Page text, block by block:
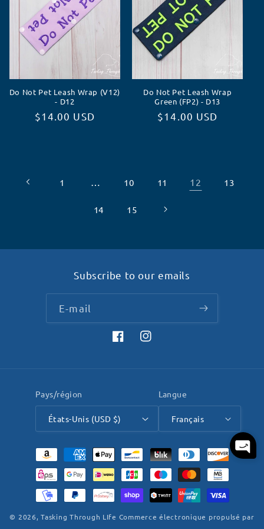
Do Not Pet Leash Wrap (V12)
- D12
Prix
$14.00 USD
Do Not Pet Leash Wrap
Green (FP2) - D13
Prix
$14.00 USD
1 10 11 12 13
14 15
Subscribe to our emails
E-mail
FacebookInstagram
Pays/région
États-Unis (USD $)
Langue
Français
Moyens
paiement
© 2026,Tasking Through LIfe Commerce électronique propulsé par